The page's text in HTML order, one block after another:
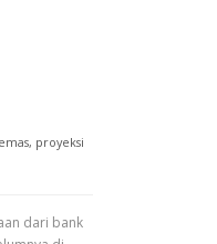
, proyeksi
dari bank